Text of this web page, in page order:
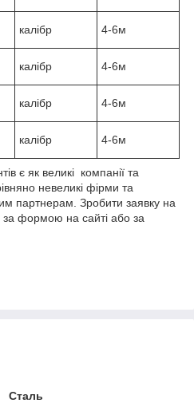
калібр 4-6м
калібр 4-6м
калібр 4-6м
калібр 4-6м
є як великі компанії та
невеликі фірми та
партнерам. Зробити заявку на
за формою на сайті або за
Сталь